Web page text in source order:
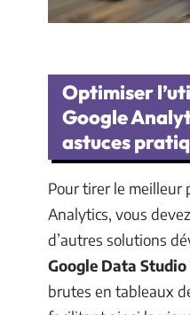
Optimiser
Google
astuces
Pour tirer le meilleur
Analytics, vous
d’autres solutions
Google Data Studio
brutes en tableaux